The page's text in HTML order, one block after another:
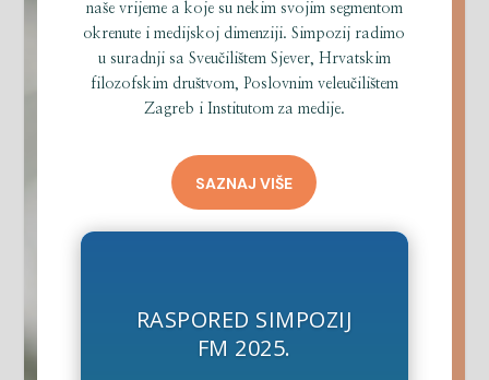
naše vrijeme a koje su nekim svojim segmentom
okrenute i medijskoj dimenziji. Simpozij radimo
u suradnji sa Sveučilištem Sjever, Hrvatskim
filozofskim društvom, Poslovnim veleučilištem
Zagreb i Institutom za medije.
SAZNAJ VIŠE
RASPORED SIMPOZIJ
FM 2025.